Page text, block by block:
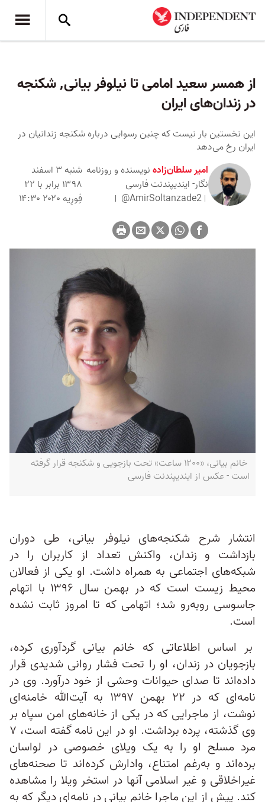
از همسر سعید امامی تا نیلوفر بیانی٬ شکنجه
در زندان‌های ایران
این نخستین بار نیست که چنین رسوایی درباره شکنجه زندانیان در
ایران رخ می‌دهد
امیر سلطان‌زادهنویسنده و روزنامه
نگار- ایندیپندنت فارسی
@AmirSoltanzade2
شنبه ۳ اسفند
۱۳۹۸ برابر با ۲۲
فِورِیه ۲۰۲۰ ۱۴:۳۰
خانم بیانی، «۱۲۰۰ ساعت» تحت بازجویی و شکنجه قرار گرفته
است - عکس از ایندیپندنت فارسی
انتشار شرح شکنجه‌های نیلوفر بیانی، طی دوران
بازداشت و زندان، واکنش تعداد از کاربران را در
شبکه‌های اجتماعی به همراه داشت. او یکی از فعالان
محیط زیست است که در بهمن سال ۱۳۹۶ با اتهام
جاسوسی رو‌به‌رو شد؛ اتهامی که تا امروز ثابت نشده
است.
بر اساس اطلاعاتی که خانم بیانی گردآوری کرده،
بازجویان در زندان، او را تحت فشار روانی شدیدی قرار
داده‌اند تا صدای حیوانات وحشی از خود درآورد. وی در
نامه‌ای که در ۲۲ بهمن ۱۳۹۷ به آیت‌الله خامنه‌ای
نوشت، از ماجرایی که در یکی از خانه‌های امن سپاه بر
وی گذشته، پرده برداشت. او در این نامه گفته است، ۷
مرد مسلح او را به یک ویلای خصوصی در لواسان
برده‌اند و به‌رغم امتناع، وادارش کرده‌اند تا صحنه‌های
غیراخلاقی و غیر اسلامی آنها در استخر ویلا را مشاهده
کند. پیش از این ماجرا خانم بیانی در نامه‌ای دیگر که به